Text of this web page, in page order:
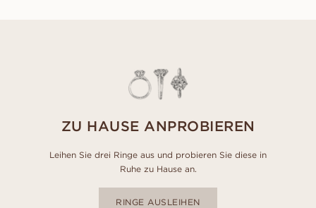
ZU HAUSE ANPROBIEREN
Leihen Sie drei Ringe aus und probieren Sie diese in
Ruhe zu Hause an.
RINGE AUSLEIHEN